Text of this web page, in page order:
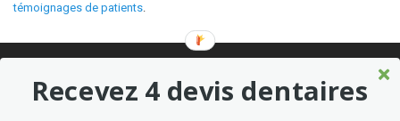
témoignages de patients.
Recevez 4 devis dentaires